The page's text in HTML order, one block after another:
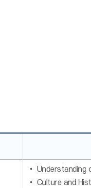
• Understanding
• Culture and